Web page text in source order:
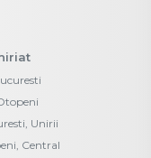
Unirii
Central